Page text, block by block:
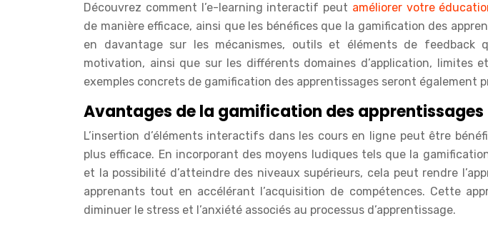
Découvrez comment l’e-learning interactif peut améliorer votre
de manière efficace, ainsi que les bénéfices que la gamification des
en davantage sur les mécanismes, outils et éléments de feedback
motivation, ainsi que sur les différents domaines d’application, limites
exemples concrets de gamification des apprentissages seront également
Avantages de la gamification des apprentissages
L’insertion d’éléments interactifs dans les cours en ligne peut être
plus efficace. En incorporant des moyens ludiques tels que la
et la possibilité d’atteindre des niveaux supérieurs, cela peut rendre
apprenants tout en accélérant l’acquisition de compétences. Cette
diminuer le stress et l’anxiété associés au processus d’apprentissage.